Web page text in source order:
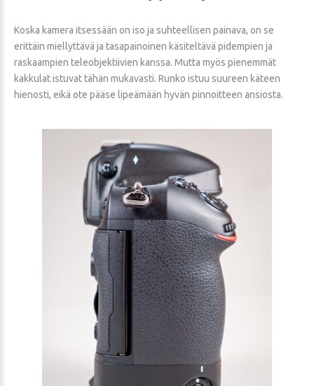
Koska kamera itsessään on iso ja suhteellisen painava, on se
erittäin miellyttävä ja tasapainoinen käsiteltävä pidempien ja
raskaampien teleobjektiivien kanssa. Mutta myös pienemmät
kakkulat istuvat tähän mukavasti. Runko istuu suureen käteen
hienosti, eikä ote pääse lipeämään hyvän pinnoitteen ansiosta.